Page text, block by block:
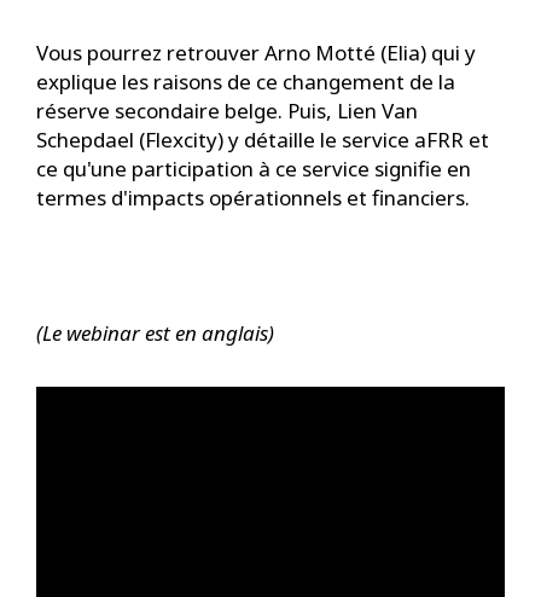
Vous pourrez retrouver Arno Motté (Elia) qui y
explique les raisons de ce changement de la
réserve secondaire belge. Puis, Lien Van
Schepdael (Flexcity) y détaille le service aFRR et
ce qu'une participation à ce service signifie en
termes d'impacts opérationnels et financiers.
(Le webinar est en anglais)